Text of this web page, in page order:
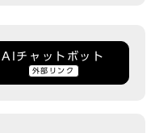
AIチャットボット
外部リンク